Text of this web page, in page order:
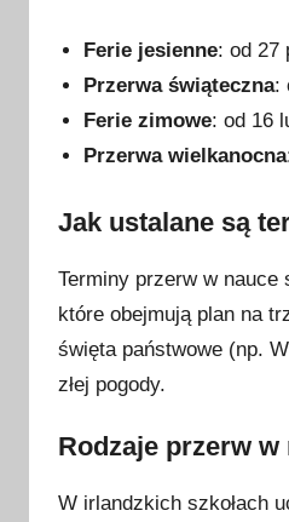
Ferie jesienne: od 27
Przerwa świąteczna:
Ferie zimowe: od 16
Przerwa wielkanocna
Jak ustalane są
Terminy przerw w nauce
które obejmują plan na
święta państwowe (np.
złej pogody.
Rodzaje przerw w
W irlandzkich szkołach